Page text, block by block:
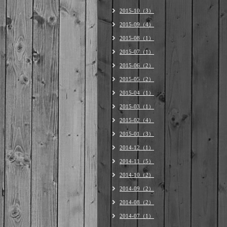
2015-10（3）
2015-09（4）
2015-08（1）
2015-07（1）
2015-06（2）
2015-05（2）
2015-04（1）
2015-03（1）
2015-02（4）
2015-01（3）
2014-12（1）
2014-11（5）
2014-10（2）
2014-09（2）
2014-08（2）
2014-07（1）